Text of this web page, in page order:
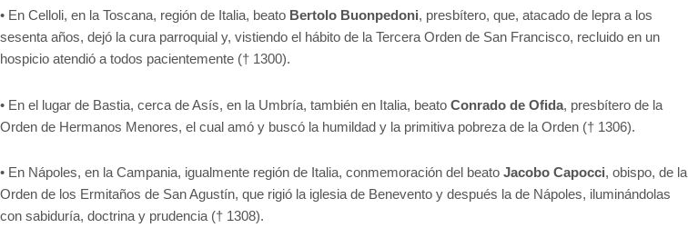
• En Celloli, en la Toscana, región de Italia, beato Bertolo Buonpedoni, presbítero, que, atacado de lepra a los
sesenta años, dejó la cura parroquial y, vistiendo el hábito de la Tercera Orden de San Francisco, recluido en un
hospicio atendió a todos pacientemente († 1300).
• En el lugar de Bastia, cerca de Asís, en la Umbría, también en Italia, beato Conrado de Ofida, presbítero de la
Orden de Hermanos Menores, el cual amó y buscó la humildad y la primitiva pobreza de la Orden († 1306).
• En Nápoles, en la Campania, igualmente región de Italia, conmemoración del beato Jacobo Capocci, obispo, de la
Orden de los Ermitaños de San Agustín, que rigió la iglesia de Benevento y después la de Nápoles, iluminándolas
con sabiduría, doctrina y prudencia († 1308).